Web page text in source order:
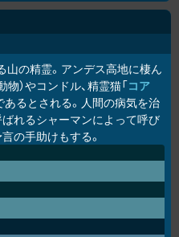
の精霊。アンデス高地に棲ん
）やコンドル、精霊猫「コア
あるとされる。人間の病気を治
れるシャーマンによって呼び
の手助けもする。